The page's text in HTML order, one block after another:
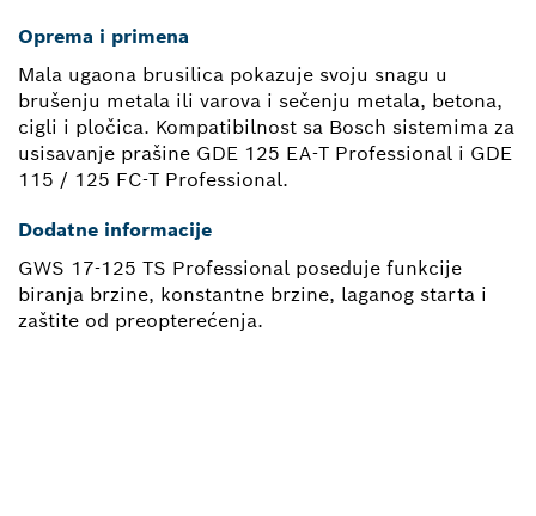
Oprema i primena
Mala ugaona brusilica pokazuje svoju snagu u
brušenju metala ili varova i sečenju metala, betona,
cigli i pločica. Kompatibilnost sa Bosch sistemima za
usisavanje prašine GDE 125 EA-T Professional i GDE
115 / 125 FC-T Professional.
Dodatne informacije
GWS 17-125 TS Professional poseduje funkcije
biranja brzine, konstantne brzine, laganog starta i
zaštite od preopterećenja.